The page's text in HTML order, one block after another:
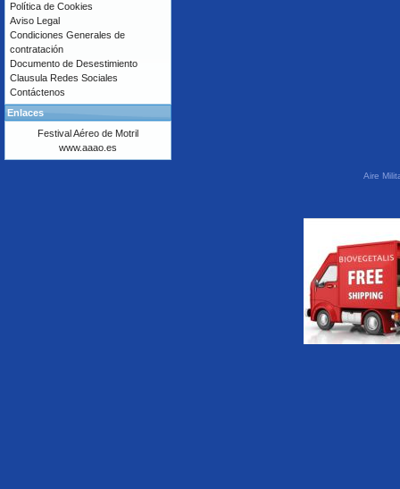
Política de Cookies
Aviso Legal
Condiciones Generales de
contratación
Documento de Desestimiento
Clausula Redes Sociales
Contáctenos
Enlaces
Festival Aéreo de Motril
www.aaao.es
Aire